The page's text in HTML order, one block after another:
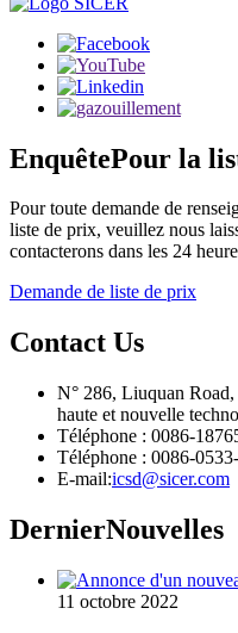
EnquêtePour la
Pour toute demande de
liste de prix, veuillez nous
contacterons dans les 24
Demande de liste de prix
Contact Us
N° 286, Liuquan
haute et nouvelle
Téléphone : 0086-
Téléphone : 0086-
E-mail:icsd@sicer.com
DernierNouvelles
11 octobre 2022